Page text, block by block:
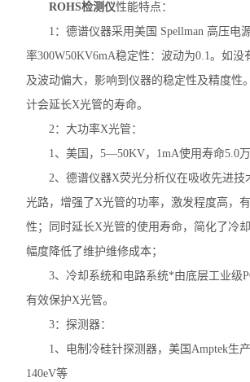
矿石分析仪
元素分析仪
不锈钢分析仪
金属合金分析仪
镀层测厚仪/膜厚仪
口罩设备
ROHS检测仪性能特点：
1：德谱仪器采用美国 Spellman 高压电
率300W50KV6mA稳定性：波动为0.1。如没
及波动偏大，影响到仪器的稳定性及精度性
计会延长X光管的寿命。
2：大功率X光管：
1、美国，5—50KV，1mA使用寿命5.0
2、德谱仪器X荧光分析仪在吸收先进技
光路，增强了X光管的功率，激发程度高，
性；同时延长X光管的使用寿命，简化了冷
幅度降低了维护维修成本；
3、冷却系统和电路系统*由底层工业级
有效保护X光管。
3：探测器：
1、电制冷硅针探测器，美国Amptek生
140eV等